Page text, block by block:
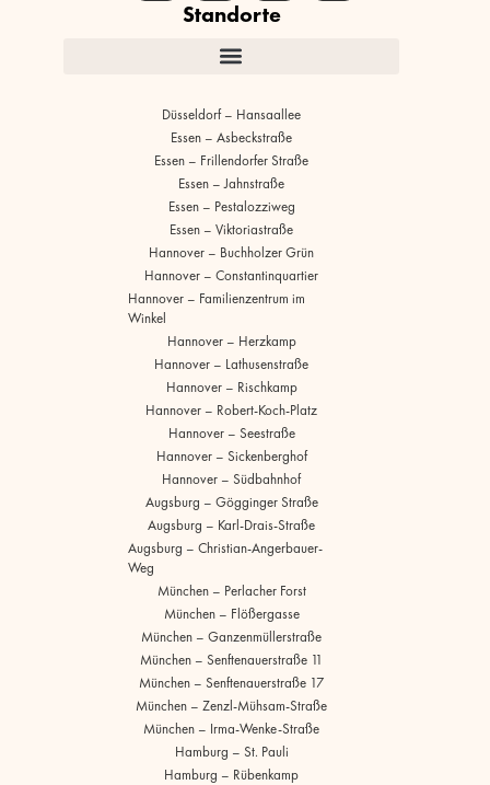
Standorte
Düsseldorf – Hansaallee
Essen – Asbeckstraße
Essen – Frillendorfer Straße
Essen – Jahnstraße
Essen – Pestalozziweg
Essen – Viktoriastraße
Hannover – Buchholzer Grün
Hannover – Constantinquartier
Hannover – Familienzentrum im
Winkel
Hannover – Herzkamp
Hannover – Lathusenstraße
Hannover – Rischkamp
Hannover – Robert-Koch-Platz
Hannover – Seestraße
Hannover – Sickenberghof
Hannover – Südbahnhof
Augsburg – Gögginger Straße
Augsburg – Karl-Drais-Straße
Augsburg – Christian-Angerbauer-
Weg
München – Perlacher Forst
München – Flößergasse
München – Ganzenmüllerstraße
München – Senftenauerstraße 11
München – Senftenauerstraße 17
München – Zenzl-Mühsam-Straße
München – Irma-Wenke-Straße
Hamburg – St. Pauli
Hamburg – Rübenkamp